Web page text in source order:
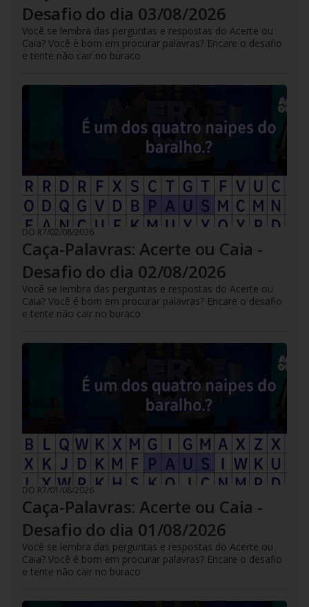
Desafio do dia 03/08/2026
Você se lembra das perguntas e respostas do Acerte ou
Caia? Você é bom em procurar palavras? Encare o desafio
e tente não cair no buraco
DO R7/02/08/2026
Caça-Palavras: Acerte ou Caia -
Desafio do dia 02/08/2026
Você se lembra das perguntas e respostas do Acerte ou
Caia? Você é bom em procurar palavras? Encare o desafio
e tente não cair no buraco
DO R7/01/08/2026
Caça-Palavras: Acerte ou Caia -
Desafio do dia 01/08/2026
Você se lembra das perguntas e respostas do Acerte ou
Caia? Você é bom em procurar palavras? Encare o desafio
e tente não cair no buraco